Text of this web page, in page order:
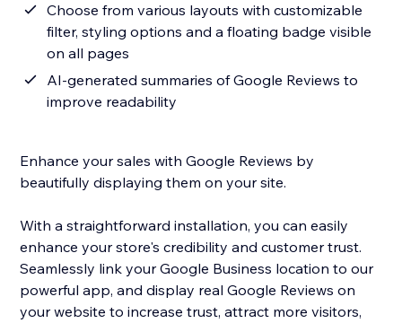
Choose from various layouts with customizable
filter, styling options and a floating badge visible
on all pages
AI-generated summaries of Google Reviews to
improve readability
Enhance your sales with Google Reviews by
beautifully displaying them on your site.
With a straightforward installation, you can easily
enhance your store's credibility and customer trust.
Seamlessly link your Google Business location to our
powerful app, and display real Google Reviews on
your website to increase trust, attract more visitors,